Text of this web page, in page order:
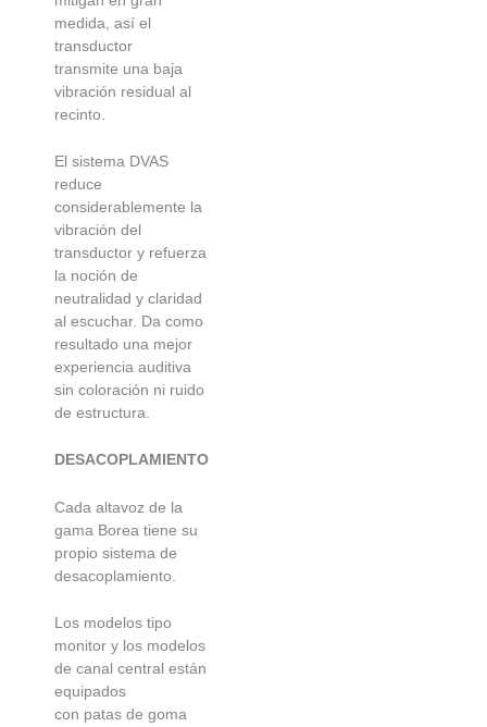
medida, así el
transductor
transmite una baja
vibración residual al
recinto.
El sistema DVAS
reduce
considerablemente la
vibración del
transductor y refuerza
la noción de
neutralidad y claridad
al escuchar. Da como
resultado una mejor
experiencia auditiva
sin coloración ni ruido
de estructura.
DESACOPLAMIENTO
Cada altavoz de la
gama Borea tiene su
propio sistema de
desacoplamiento.
Los modelos tipo
monitor y los modelos
de canal central están
equipados
con patas de goma